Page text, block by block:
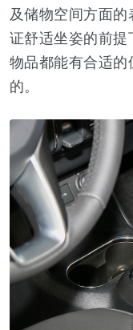
及储物空间方面
证舒适坐姿的前提
物品都能有合适的
的。